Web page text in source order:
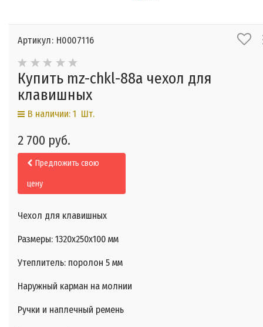
Артикул: Н0007116
Купить mz-chkl-88а чехол для
клавишных
В наличии: 1 Шт.
2 700 руб.
Предложить свою
цену
Чехол для клавишных
Размеры: 1320х250х100 мм
Утеплитель: поролон 5 мм
Наружный карман на молнии
Ручки и наплечный ремень